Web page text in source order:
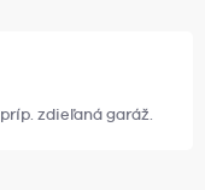
zdieľaná garáž.